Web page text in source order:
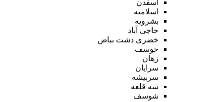
اسفدن
اسلامیه
بشرویه
حاجی آباد
خضری دشت بیاض
خوسف
زهان
سرایان
سربیشه
سه قلعه
شوسف